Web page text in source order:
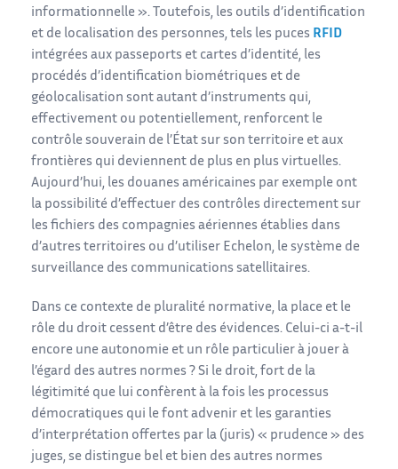
informationnelle ». Toutefois, les outils d’identification
et de localisation des personnes, tels les puces RFID
intégrées aux passeports et cartes d’identité, les
procédés d’identification biométriques et de
géolocalisation sont autant d’instruments qui,
effectivement ou potentiellement, renforcent le
contrôle souverain de l’État sur son territoire et aux
frontières qui deviennent de plus en plus virtuelles.
Aujourd’hui, les douanes américaines par exemple ont
la possibilité d’effectuer des contrôles directement sur
les fichiers des compagnies aériennes établies dans
d’autres territoires ou d’utiliser Echelon, le système de
surveillance des communications satellitaires.
Dans ce contexte de pluralité normative, la place et le
rôle du droit cessent d’être des évidences. Celui-ci a-t-il
encore une autonomie et un rôle particulier à jouer à
l’égard des autres normes ? Si le droit, fort de la
légitimité que lui confèrent à la fois les processus
démocratiques qui le font advenir et les garanties
d’interprétation offertes par la (juris) « prudence » des
juges, se distingue bel et bien des autres normes